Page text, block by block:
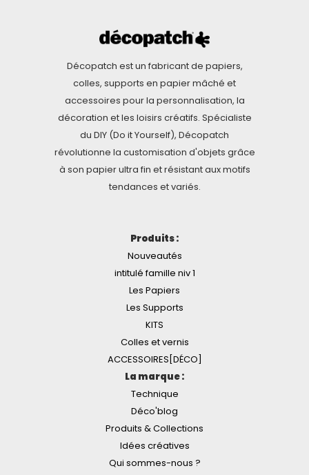
Décopatch est un fabricant de papiers,
colles, supports en papier mâché et
accessoires pour la personnalisation, la
décoration et les loisirs créatifs. Spécialiste
du DIY (Do it Yourself), Décopatch
révolutionne la customisation d'objets grâce
à son papier ultra fin et résistant aux motifs
tendances et variés.
Produits :
Nouveautés
intitulé famille niv 1
Les Papiers
Les Supports
KITS
Colles et vernis
ACCESSOIRES[DÉCO]
La marque :
Technique
Déco'blog
Produits & Collections
Idées créatives
Qui sommes-nous ?